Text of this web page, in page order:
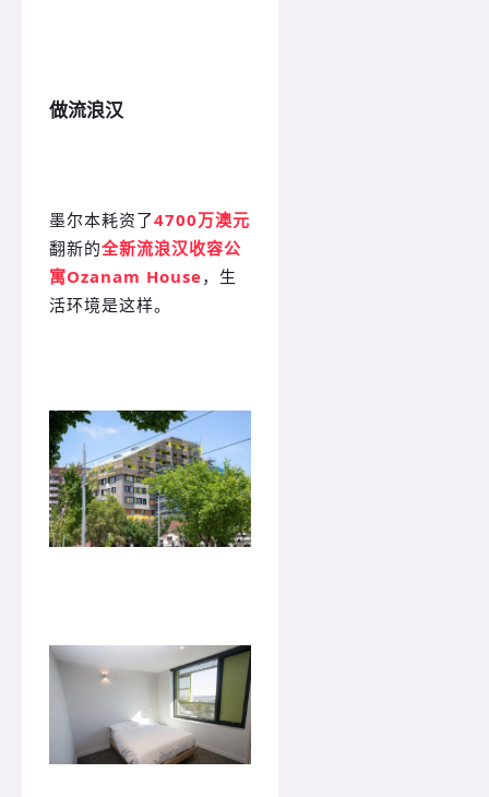
做流浪汉
墨尔本耗资了4700万澳元
翻新的全新流浪汉收容公
寓Ozanam House，生
活环境是这样。